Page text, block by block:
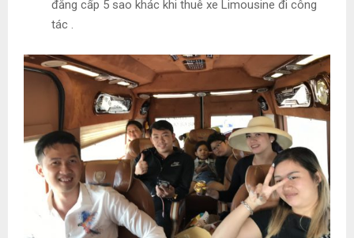
đẳng cấp 5 sao khác khi thuê xe Limousine đi công
tác .